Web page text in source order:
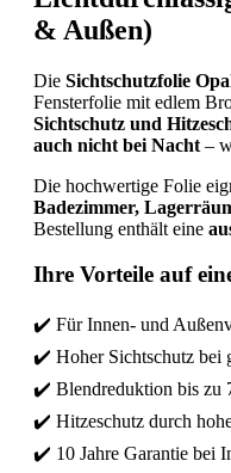
& Außen)
Die Sichtschutzfolie
Fensterfolie mit edlem
Sichtschutz und
auch nicht bei Nacht –
Die hochwertige Folie
Badezimmer,
Bestellung enthält eine
Ihre Vorteile auf
✔️ Für Innen- und
✔️ Hoher Sichtschutz bei
✔️ Blendreduktion bis zu
✔️ Hitzeschutz durch
✔️ 10 Jahre Garantie bei